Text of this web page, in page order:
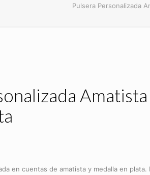
Pulsera Personalizada
Amatista
en cuentas de amatista y medalla en plata.